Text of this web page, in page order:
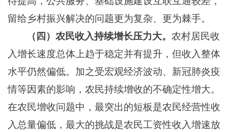
留给乡村振兴解决的问题更为复杂、更为棘手。
（ 四 ）农民收入持续增长压力大。农村居民收
入增长速度总体上趋于稳定并有提升，但收入整体
水平仍然偏低。加之受宏观经济波动、新冠肺炎疫
情等因素的影响，农民持续增收的不确定性增大。
在农民增收问题中，最突出的短板是农民经营性收
入总量偏低，最大的挑战是农民工资性收入增速放